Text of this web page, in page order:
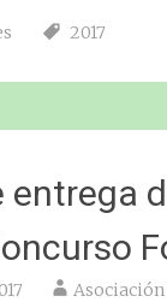
2017
entrega